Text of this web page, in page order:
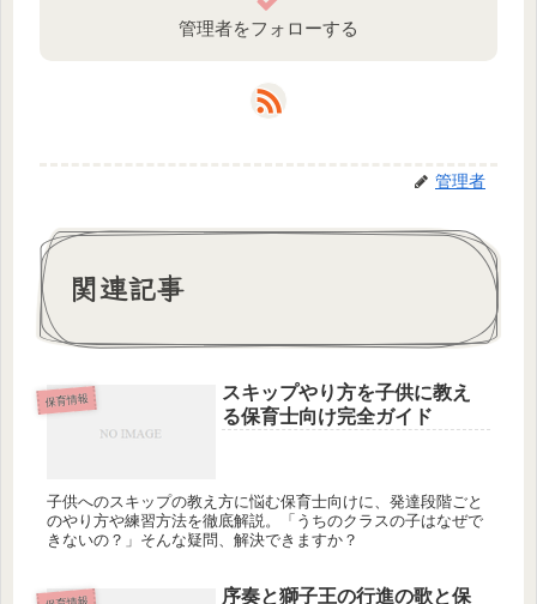
管理者をフォローする
管理者
関連記事
保育情報
スキップやり方を子供に教え
る保育士向け完全ガイド
子供へのスキップの教え方に悩む保育士向けに、発達段階ごと
のやり方や練習方法を徹底解説。「うちのクラスの子はなぜで
きないの？」そんな疑問、解決できますか？
序奏と獅子王の行進の歌と保